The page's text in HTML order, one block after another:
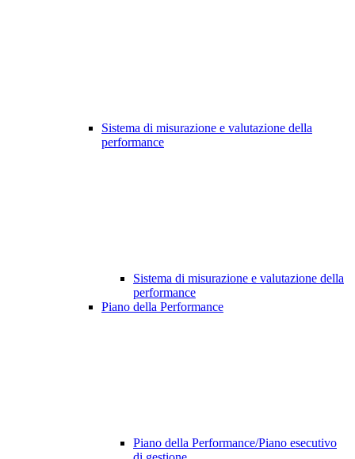
Sistema di misurazione e valutazione della
performance
Sistema di misurazione e valutazione della
performance
Piano della Performance
Piano della Performance/Piano esecutivo